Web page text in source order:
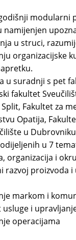
modularni
namijenjen
u struci,
organizacijske
u suradnji s pet
fakultet
Fakultet za
Opatija,
u
u 7
i
proizvoda i
i
i upravljanje